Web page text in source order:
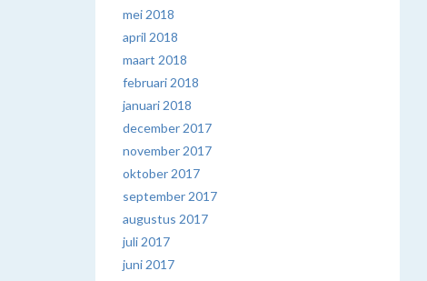
mei 2018
april 2018
maart 2018
februari 2018
januari 2018
december 2017
november 2017
oktober 2017
september 2017
augustus 2017
juli 2017
juni 2017